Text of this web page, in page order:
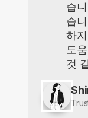
습
습
하
도
것